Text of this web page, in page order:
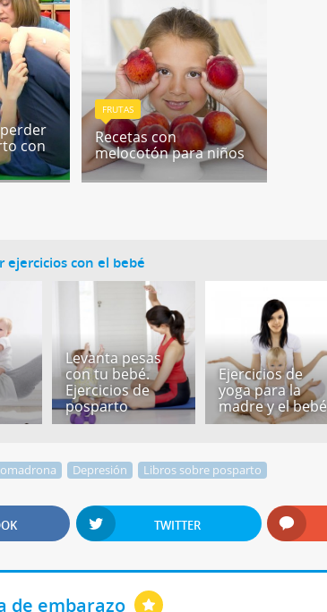
con
FRUTAS
Recetas con
melocotón para niños
ejercicios con el bebé
Levanta pesas
con tu bebé.
Ejercicios de
posparto
Ejercicios de
yoga para la
madre y el bebé
Depresión Libros sobre posparto
TWITTER
de embarazo